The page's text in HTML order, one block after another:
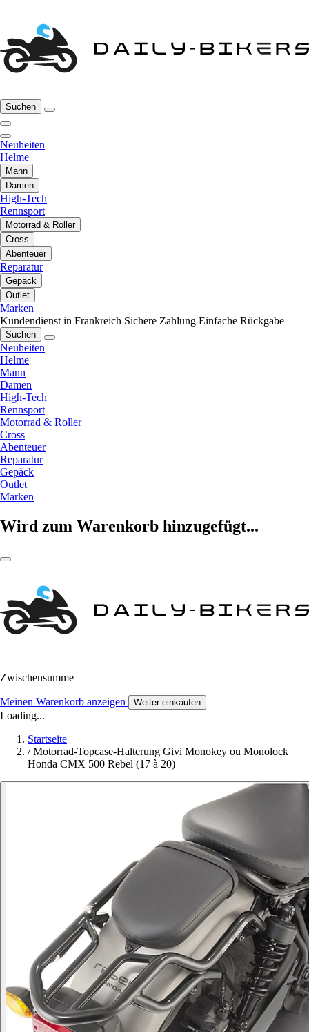
Suchen
Neuheiten
Helme
Mann
Damen
High-Tech
Rennsport
Motorrad & Roller
Cross
Abenteuer
Reparatur
Gepäck
Outlet
Marken
Kundendienst in Frankreich Sichere Zahlung Einfache Rückgabe
Suchen
Neuheiten
Helme
Mann
Damen
High-Tech
Rennsport
Motorrad & Roller
Cross
Abenteuer
Reparatur
Gepäck
Outlet
Marken
Wird zum Warenkorb hinzugefügt...
Zwischensumme
Meinen Warenkorb anzeigen Weiter einkaufen
Loading...
Startseite
/ Motorrad-Topcase-Halterung Givi Monokey ou Monolock
Honda CMX 500 Rebel (17 à 20)